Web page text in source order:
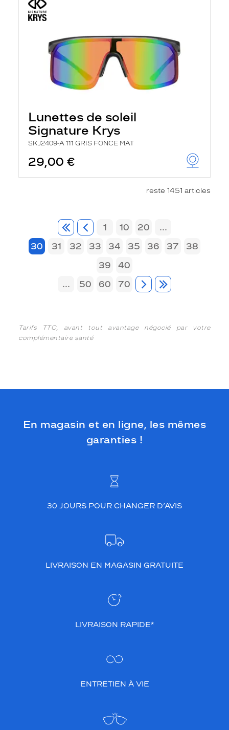
Lunettes de soleil
Signature Krys
SKJ2409-A 111 GRIS FONCE MAT
29,00 €
reste 1451 articles
1 10 20
...
30
31 32 33 34 35 36 37
38
39
40
...
50 60 70
Tarifs TTC, avant tout avantage négocié par votre
complémentaire santé
En magasin et en ligne, les mêmes
garanties !
30 JOURS POUR CHANGER D’AVIS
LIVRAISON EN MAGASIN GRATUITE
LIVRAISON RAPIDE*
ENTRETIEN À VIE